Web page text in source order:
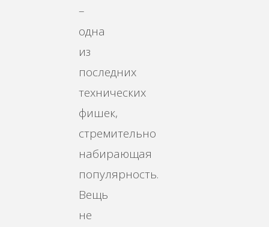
–
одна
из
последних
технических
фишек,
стремительно
набирающая
популярность.
Вещь
не